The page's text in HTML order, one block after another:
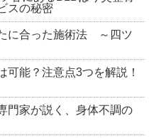
家が説く、身体不調の
とは？～姿勢改善から
四ツ谷 BLBはり灸整骨
ついて」
スを整える整骨院の施
院～